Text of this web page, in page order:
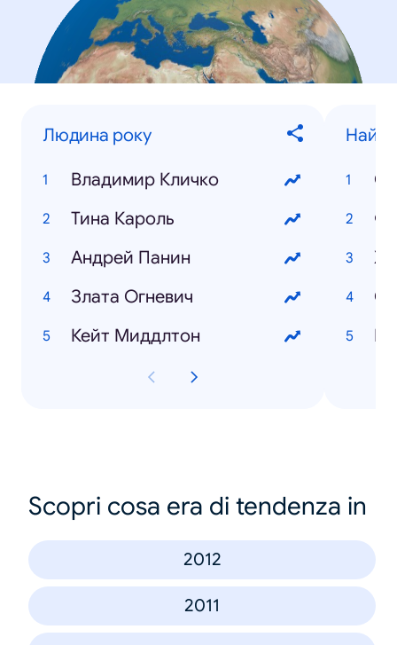
Людина року
Владимир Кличко
Тина Кароль
Андрей Панин
Злата Огневич
Кейт Миддлтон
Scopri cosa era di tendenza in
2012
2011